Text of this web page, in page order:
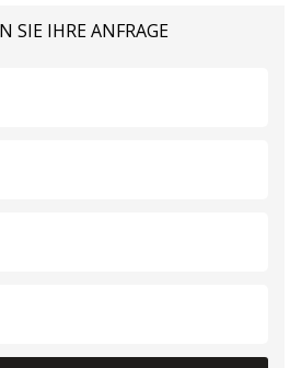
SIE IHRE ANFRAGE